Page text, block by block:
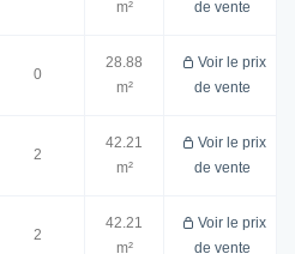
m² de vente
0
28.88
m²
Voir le prix
de vente
2
42.21
m²
Voir le prix
de vente
2
42.21
m²
Voir le prix
de vente